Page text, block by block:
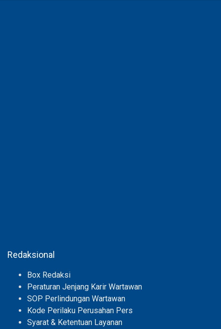
Redaksional
Box Redaksi
Peraturan Jenjang Karir Wartawan
SOP Perlindungan Wartawan
Kode Perilaku Perusahan Pers
Syarat & Ketentuan Layanan